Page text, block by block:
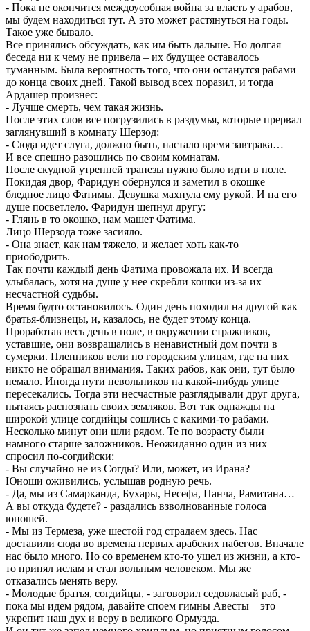
- Пока не окончится междоусобная война за власть у арабов,
мы будем находиться тут. А это может растянуться на годы.
Такое уже бывало.
Все принялись обсуждать, как им быть дальше. Но долгая
беседа ни к чему не привела – их будущее оставалось
туманным. Была вероятность того, что они останутся рабами
до конца своих дней. Такой вывод всех поразил, и тогда
Ардашер произнес:
- Лучше смерть, чем такая жизнь.
После этих слов все погрузились в раздумья, которые прервал
заглянувший в комнату Шерзод:
- Сюда идет слуга, должно быть, настало время завтрака…
И все спешно разошлись по своим комнатам.
После скудной утренней трапезы нужно было идти в поле.
Покидая двор, Фаридун обернулся и заметил в окошке
бледное лицо Фатимы. Девушка махнула ему рукой. И на его
душе посветлело. Фаридун шепнул другу:
- Глянь в то окошко, нам машет Фатима.
Лицо Шерзода тоже засияло.
- Она знает, как нам тяжело, и желает хоть как-то
приободрить.
Так почти каждый день Фатима провожала их. И всегда
улыбалась, хотя на душе у нее скребли кошки из-за их
несчастной судьбы.
Время будто остановилось. Один день походил на другой как
братья-близнецы, и, казалось, не будет этому конца.
Проработав весь день в поле, в окружении стражников,
уставшие, они возвращались в ненавистный дом почти в
сумерки. Пленников вели по городским улицам, где на них
никто не обращал внимания. Таких рабов, как они, тут было
немало. Иногда пути невольников на какой-нибудь улице
пересекались. Тогда эти несчастные разглядывали друг друга,
пытаясь распознать своих земляков. Вот так однажды на
широкой улице согдийцы сошлись с какими-то рабами.
Несколько минут они шли рядом. Те по возрасту были
намного старше заложников. Неожиданно один из них
спросил по-согдийски:
- Вы случайно не из Согды? Или, может, из Ирана?
Юноши оживились, услышав родную речь.
- Да, мы из Самарканда, Бухары, Несефа, Панча, Рамитана…
А вы откуда будете? - раздались взволнованные голоса
юношей.
- Мы из Термеза, уже шестой год страдаем здесь. Нас
доставили сюда во времена первых арабских набегов. Вначале
нас было много. Но со временем кто-то ушел из жизни, а кто-
то принял ислам и стал вольным человеком. Мы же
отказались менять веру.
- Молодые братья, согдийцы, - заговорил седовласый раб, -
пока мы идем рядом, давайте споем гимны Авесты – это
укрепит наш дух и веру в великого Ормузда.